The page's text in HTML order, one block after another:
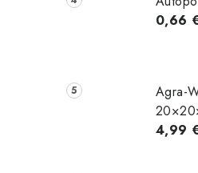
0,66
Agra-
4,99